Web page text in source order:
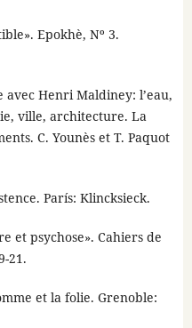
Epokhè, Nº 3.
avec Henri Maldiney: l’eau,
ville, architecture. La
C. Younès et T. Paquot
París: Klincksieck.
et psychose». Cahiers de
21.
et la folie. Grenoble: